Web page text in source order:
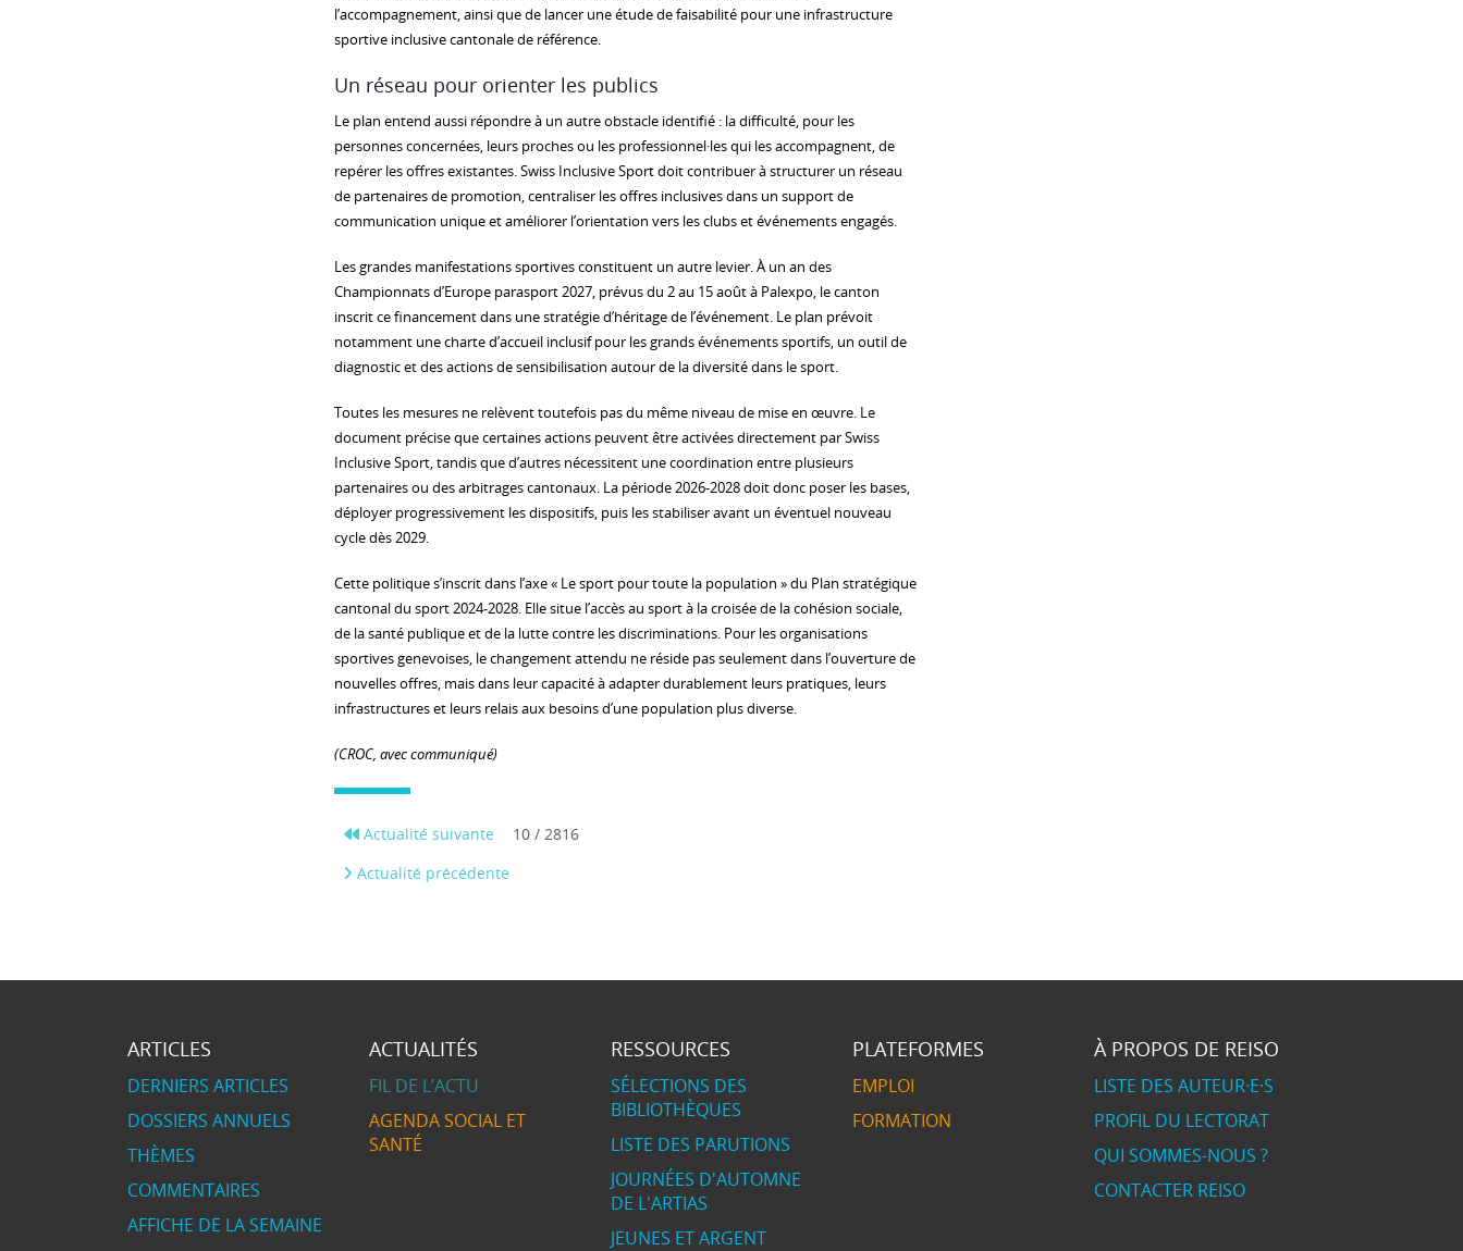
l’accompagnement, ainsi que de lancer une étude de faisabilité pour une infrastructure
sportive inclusive cantonale de référence.
Un réseau pour orienter les publics
Le plan entend aussi répondre à un autre obstacle identifié : la difficulté, pour les
personnes concernées, leurs proches ou les professionnel·les qui les accompagnent, de
repérer les offres existantes. Swiss Inclusive Sport doit contribuer à structurer un réseau
de partenaires de promotion, centraliser les offres inclusives dans un support de
communication unique et améliorer l’orientation vers les clubs et événements engagés.
Les grandes manifestations sportives constituent un autre levier. À un an des
Championnats d’Europe parasport 2027, prévus du 2 au 15 août à Palexpo, le canton
inscrit ce financement dans une stratégie d’héritage de l’événement. Le plan prévoit
notamment une charte d’accueil inclusif pour les grands événements sportifs, un outil de
diagnostic et des actions de sensibilisation autour de la diversité dans le sport.
Toutes les mesures ne relèvent toutefois pas du même niveau de mise en œuvre. Le
document précise que certaines actions peuvent être activées directement par Swiss
Inclusive Sport, tandis que d’autres nécessitent une coordination entre plusieurs
partenaires ou des arbitrages cantonaux. La période 2026-2028 doit donc poser les bases,
déployer progressivement les dispositifs, puis les stabiliser avant un éventuel nouveau
cycle dès 2029.
Cette politique s’inscrit dans l’axe « Le sport pour toute la population » du Plan stratégique
cantonal du sport 2024-2028. Elle situe l’accès au sport à la croisée de la cohésion sociale,
de la santé publique et de la lutte contre les discriminations. Pour les organisations
sportives genevoises, le changement attendu ne réside pas seulement dans l’ouverture de
nouvelles offres, mais dans leur capacité à adapter durablement leurs pratiques, leurs
infrastructures et leurs relais aux besoins d’une population plus diverse.
(CROC, avec communiqué)
Actualité suivante
10 / 2816
Actualité précédente
ARTICLES
DERNIERS ARTICLES
DOSSIERS ANNUELS
THÈMES
COMMENTAIRES
AFFICHE DE LA SEMAINE
ACTUALITÉS
FIL DE L’ACTU
AGENDA SOCIAL ET
SANTÉ
RESSOURCES
SÉLECTIONS DES
BIBLIOTHÈQUES
LISTE DES PARUTIONS
JOURNÉES D'AUTOMNE
DE L'ARTIAS
JEUNES ET ARGENT
PLATEFORMES
EMPLOI
FORMATION
À PROPOS DE REISO
LISTE DES AUTEUR·E·S
PROFIL DU LECTORAT
QUI SOMMES-NOUS ?
CONTACTER REISO